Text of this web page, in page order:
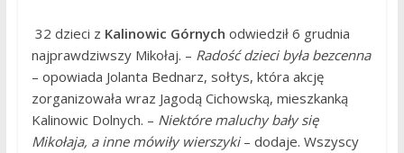
32 dzieci z Kalinowic Górnych odwiedził 6 grudnia
najprawdziwszy Mikołaj. – Radość dzieci była bezcenna
– opowiada Jolanta Bednarz, sołtys, która akcję
zorganizowała wraz Jagodą Cichowską, mieszkanką
Kalinowic Dolnych. – Niektóre maluchy bały się
Mikołaja, a inne mówiły wierszyki– dodaje. Wszyscy